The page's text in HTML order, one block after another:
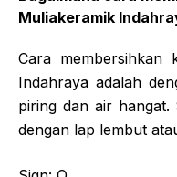
Muliakeramik
Cara membersihkan
Indahraya adalah
piring dan air hangat.
dengan lap lembut